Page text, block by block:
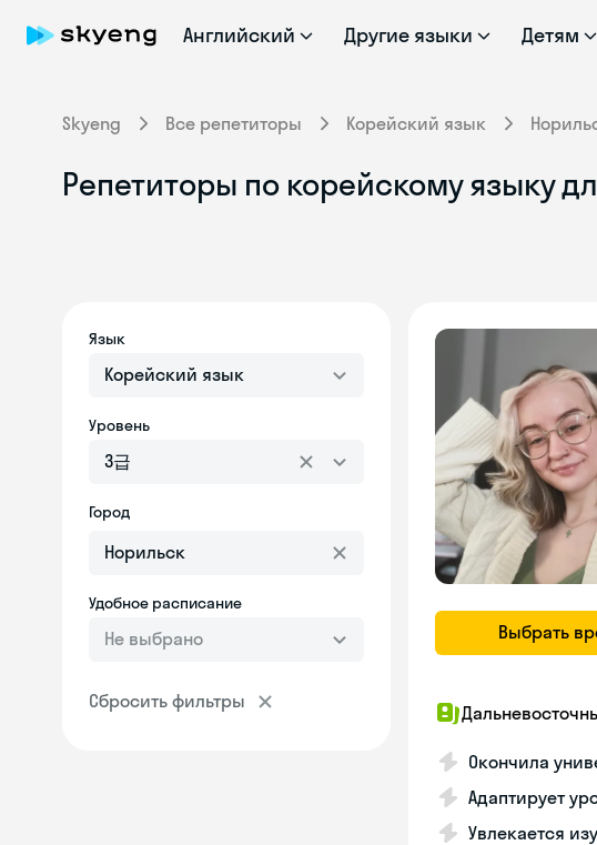
Английский Другие языки Детям
Skyeng Все репетиторы Корейский язык
Репетиторы по корейскому языку
Язык
Корейский язык
Уровень
3급
Город
Удобное расписание
Не выбрано
Сбросить фильтры
Выбрать
Окончила
Адаптирует
Увлекается